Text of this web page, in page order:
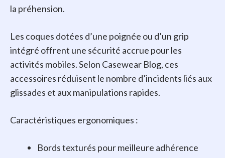
la préhension.
Les coques dotées d’une poignée ou d’un grip
intégré offrent une sécurité accrue pour les
activités mobiles. Selon Casewear Blog, ces
accessoires réduisent le nombre d’incidents liés aux
glissades et aux manipulations rapides.
Caractéristiques ergonomiques :
Bords texturés pour meilleure adhérence